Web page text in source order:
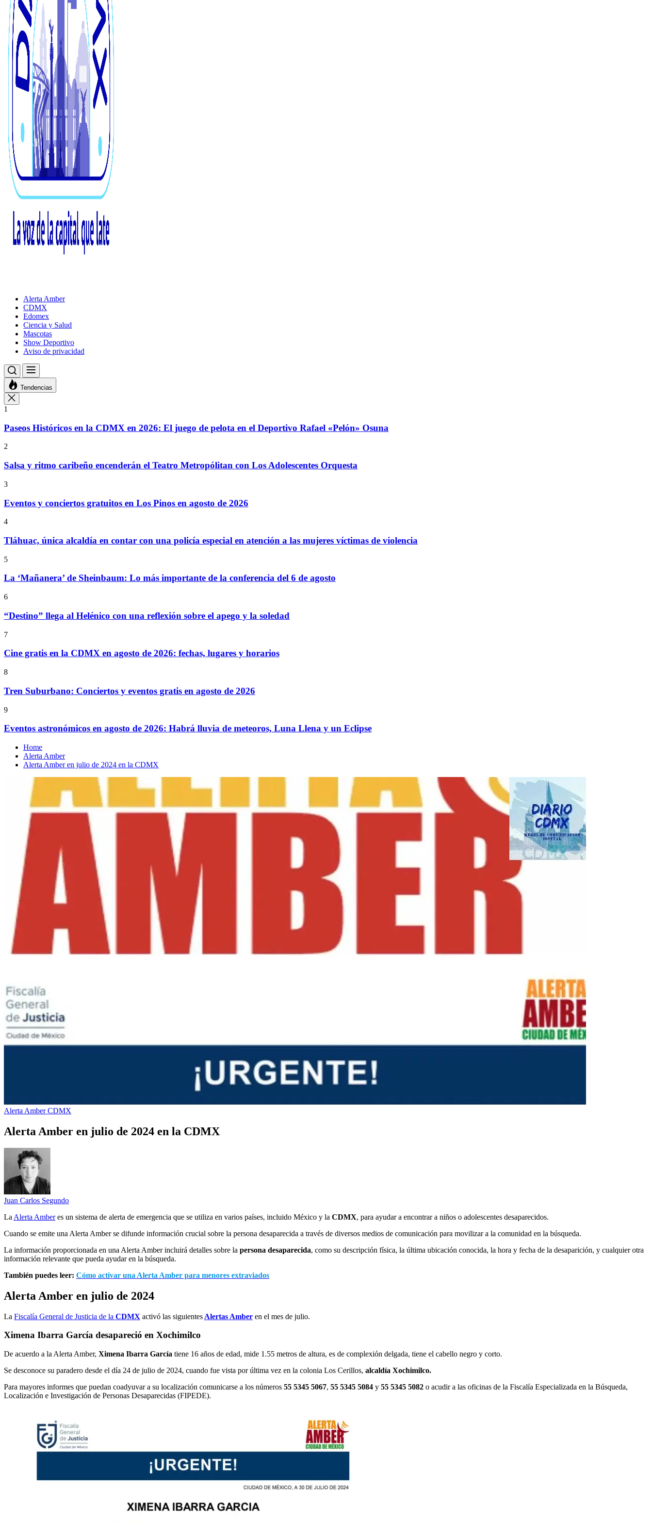
Alerta Amber
CDMX
Edomex
Ciencia y Salud
Mascotas
Show Deportivo
Aviso de privacidad
Tendencias
1
Paseos Históricos en la CDMX en 2026: El juego de pelota en el Deportivo Rafael «Pelón» Osuna
2
Salsa y ritmo caribeño encenderán el Teatro Metropólitan con Los Adolescentes Orquesta
3
Eventos y conciertos gratuitos en Los Pinos en agosto de 2026
4
Tláhuac, única alcaldía en contar con una policía especial en atención a las mujeres víctimas de violencia
5
La ‘Mañanera’ de Sheinbaum: Lo más importante de la conferencia del 6 de agosto
6
“Destino” llega al Helénico con una reflexión sobre el apego y la soledad
7
Cine gratis en la CDMX en agosto de 2026: fechas, lugares y horarios
8
Tren Suburbano: Conciertos y eventos gratis en agosto de 2026
9
Eventos astronómicos en agosto de 2026: Habrá lluvia de meteoros, Luna Llena y un Eclipse
Home
Alerta Amber
Alerta Amber en julio de 2024 en la CDMX
Alerta AmberCDMX
Alerta Amber en julio de 2024 en la CDMX
Juan Carlos Segundo
La Alerta Amberes un sistema de alerta de emergencia que se utiliza en varios países, incluido México y la CDMX, para ayudar a encontrar a niños o adolescentes desaparecidos.
Cuando se emite una Alerta Amber se difunde información crucial sobre la persona desaparecida a través de diversos medios de comunicación para movilizar a la comunidad en la búsqueda.
La información proporcionada en una Alerta Amber incluirá detalles sobre la persona desaparecida, como su descripción física, la última ubicación conocida, la hora y fecha de la desaparición, y cualquier otra
información relevante que pueda ayudar en la búsqueda.
También puedes leer: Cómo activar una Alerta Amber para menores extraviados
Alerta Amber en julio de 2024
La Fiscalía General de Justicia de la CDMX activó las siguientes Alertas Amber en el mes de julio.
Ximena Ibarra García desapareció en Xochimilco
De acuerdo a la Alerta Amber, Ximena Ibarra García tiene 16 años de edad, mide 1.55 metros de altura, es de complexión delgada, tiene el cabello negro y corto.
Se desconoce su paradero desde el día 24 de julio de 2024, cuando fue vista por última vez en la colonia Los Cerillos, alcaldía Xochimilco.
Para mayores informes que puedan coadyuvar a su localización comunicarse a los números 55 5345 5067, 55 5345 5084 y 55 5345 5082 o acudir a las oficinas de la Fiscalía Especializada en la Búsqueda,
Localización e Investigación de Personas Desaparecidas (FIPEDE).